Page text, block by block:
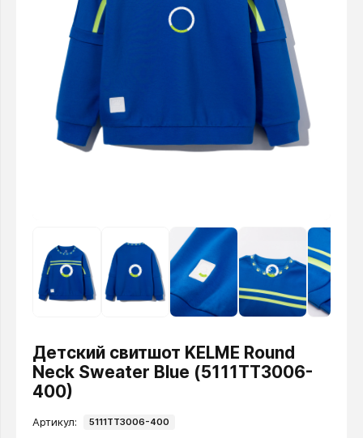
Детский свитшот KELME Round
Neck Sweater Blue (5111TT3006-
400)
Артикул: 5111TT3006-400